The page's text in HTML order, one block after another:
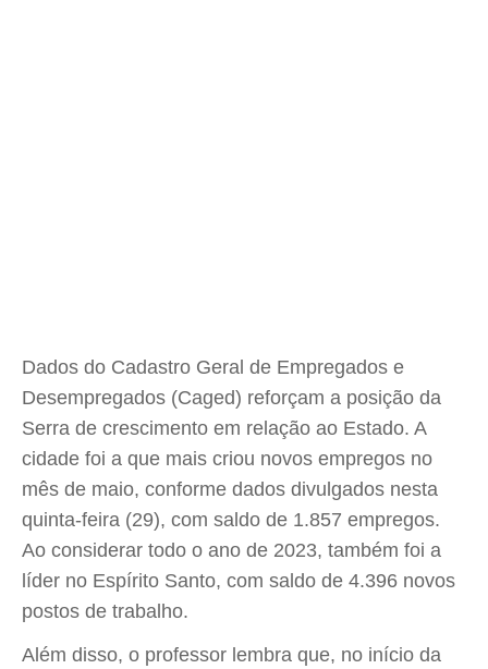
Dados do Cadastro Geral de Empregados e
Desempregados (Caged) reforçam a posição da
Serra de crescimento em relação ao Estado. A
cidade foi a que mais criou novos empregos no
mês de maio, conforme dados divulgados nesta
quinta-feira (29), com saldo de 1.857 empregos.
Ao considerar todo o ano de 2023, também foi a
líder no Espírito Santo, com saldo de 4.396 novos
postos de trabalho.
Além disso, o professor lembra que, no início da